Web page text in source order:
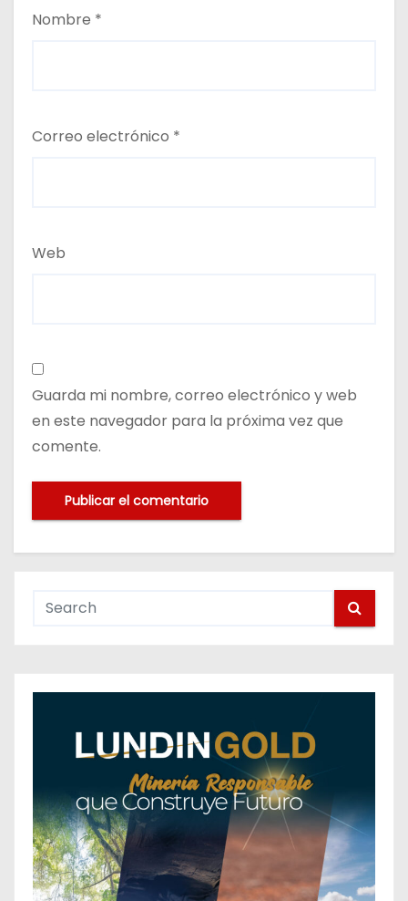
Nombre *
Correo electrónico *
Web
Guarda mi nombre, correo electrónico y web
en este navegador para la próxima vez que
comente.